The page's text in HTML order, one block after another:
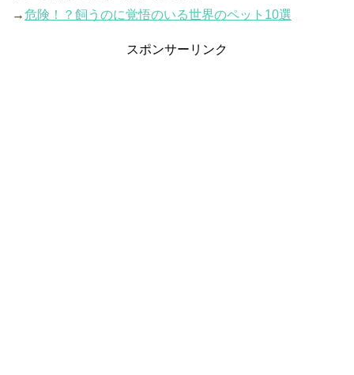
→危険！？飼うのに覚悟のいる世界のペット10選
スポンサーリンク